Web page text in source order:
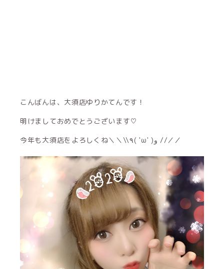
こんばんは、大須店ゆりかてんです！
明けましておめでとうございます♡
今年も大須店をよろしくね＼＼\\٩( 'ω' )و //／／